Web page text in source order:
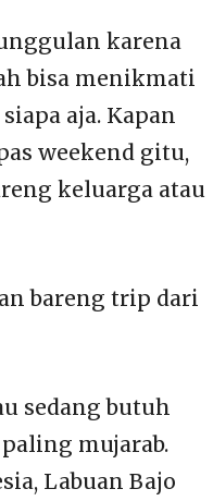
karena
bisa menikmati
aja. Kapan
weekend gitu,
keluarga atau
bareng trip dari
sedang butuh
mujarab.
Labuan Bajo